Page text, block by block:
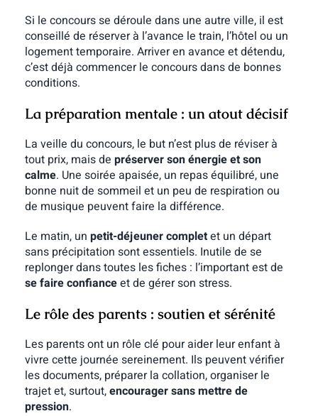
Si le concours se déroule dans une autre ville, il est
conseillé de réserver à l’avance le train, l’hôtel ou un
logement temporaire. Arriver en avance et détendu,
c’est déjà commencer le concours dans de bonnes
conditions.
La préparation mentale : un atout décisif
La veille du concours, le but n’est plus de réviser à
tout prix, mais de préserver son énergie et son
calme. Une soirée apaisée, un repas équilibré, une
bonne nuit de sommeil et un peu de respiration ou
de musique peuvent faire la différence.
Le matin, un petit-déjeuner completet un départ
sans précipitation sont essentiels. Inutile de se
replonger dans toutes les fiches : l’important est de
se faire confianceet de gérer son stress.
Le rôle des parents : soutien et sérénité
Les parents ont un rôle clé pour aider leur enfant à
vivre cette journée sereinement. Ils peuvent vérifier
les documents, préparer la collation, organiser le
trajet et, surtout,encourager sans mettre de
pression.